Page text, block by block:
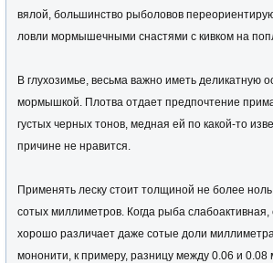
вялой, большинство рыболовов
ловли мормышечными снастями с кивком на
В глухозимье, весьма важно иметь деликатную
мормышкой. Плотва отдает предпочтение
густых черных тонов, медная ей по какой-то
причине не нравится.
Применять леску стоит толщиной не более
сотых миллиметров. Когда рыба слабоактивная,
хорошо различает даже сотые доли
мононити, к примеру, разницу между 0.06 и 0.08